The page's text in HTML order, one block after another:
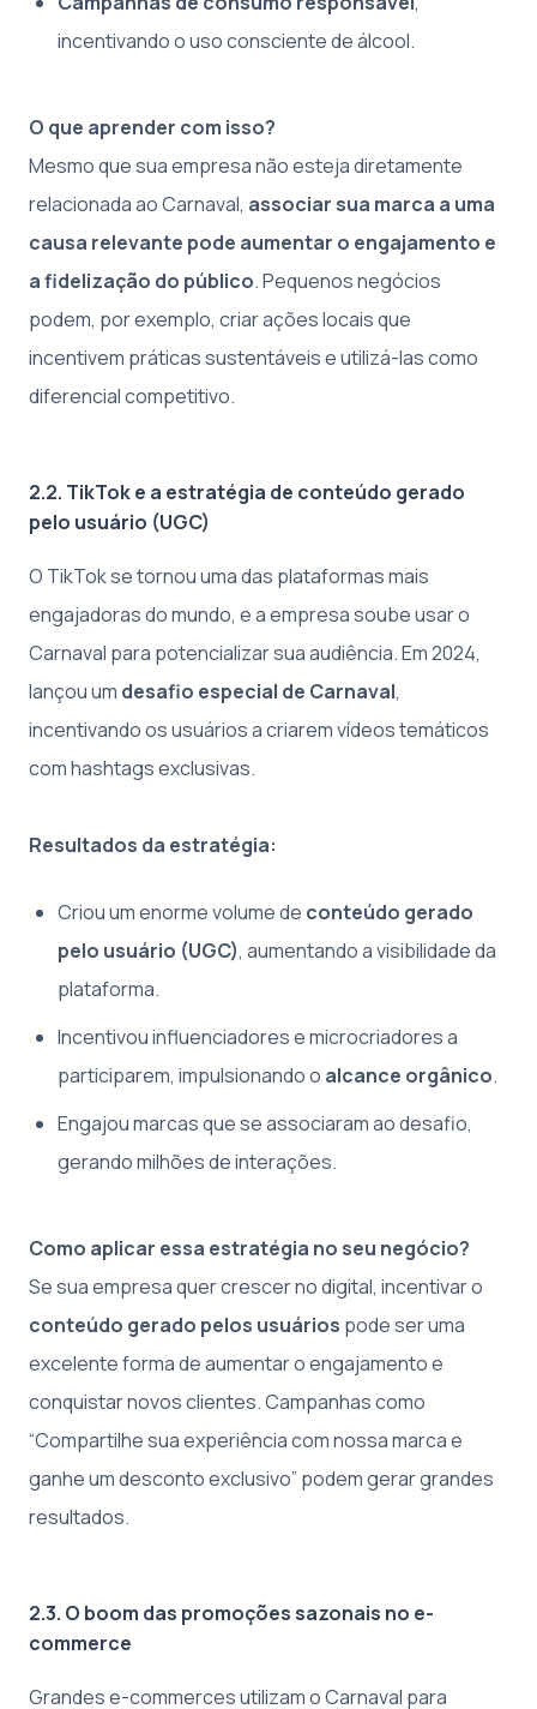
incentivando o uso consciente de álcool.
O que aprender com isso?
Mesmo que sua empresa não esteja diretamente
relacionada ao Carnaval, associar sua marca a uma
causa relevante pode aumentar o engajamento e
a fidelização do público. Pequenos negócios
podem, por exemplo, criar ações locais que
incentivem práticas sustentáveis e utilizá-las como
diferencial competitivo.
2.2. TikTok e a estratégia de conteúdo gerado
pelo usuário (UGC)
O TikTok se tornou uma das plataformas mais
engajadoras do mundo, e a empresa soube usar o
Carnaval para potencializar sua audiência. Em 2024,
lançou um desafio especial de Carnaval,
incentivando os usuários a criarem vídeos temáticos
com hashtags exclusivas.
Resultados da estratégia:
Criou um enorme volume de conteúdo gerado
pelo usuário (UGC), aumentando a visibilidade da
plataforma.
Incentivou influenciadores e microcriadores a
participarem, impulsionando o alcance orgânico.
Engajou marcas que se associaram ao desafio,
gerando milhões de interações.
Como aplicar essa estratégia no seu negócio?
Se sua empresa quer crescer no digital, incentivar o
conteúdo gerado pelos usuários pode ser uma
excelente forma de aumentar o engajamento e
conquistar novos clientes. Campanhas como
“Compartilhe sua experiência com nossa marca e
ganhe um desconto exclusivo” podem gerar grandes
resultados.
2.3. O boom das promoções sazonais no e-
commerce
Grandes e-commerces utilizam o Carnaval para